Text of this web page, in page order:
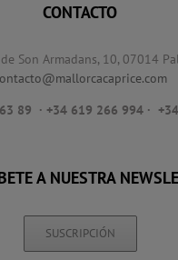
CONTACTO
Son Armadans, 10, 07014
89 · +34 619 266 994 ·
A NUESTRA
SUSCRIPCIÓN